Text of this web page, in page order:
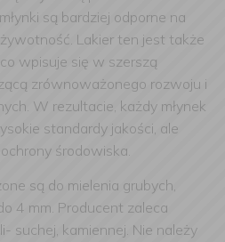
są bardziej odporne na
Lakier ten jest także
wpisuje się w szerszą
zrównoważonego rozwoju i
W rezultacie, każdy młynek
standardy jakości, ale
środowiska.
są do mielenia grubych,
4 mm. Producent zaleca
suchej, kamiennej. Nie należy